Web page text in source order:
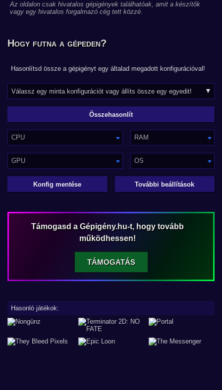
Az oldalon csak hivatalos gépigények találhatóak, amit a készítők
vagy egy hivatalos forgalmazó cég tett közzé.
Hogy futna a gépeden?
Hasonlítsd össze a gépigényt egy általad megadott konfigurációval!
CPU RAM
GPU OS
Konfig mentése További beállítások
Támogasd a Gépigény.hu-t, hogy tovább
működhessen!
TÁMOGATÁS
Hasonló játékok: